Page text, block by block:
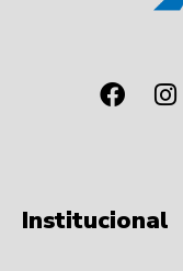
Institucional